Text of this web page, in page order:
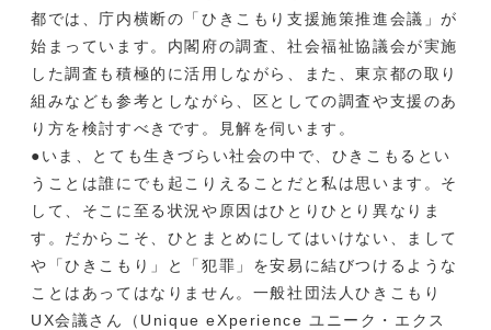
都では、庁内横断の「ひきこもり支援施策推進会議」が
始まっています。内閣府の調査、社会福祉協議会が実施
した調査も積極的に活用しながら、また、東京都の取り
組みなども参考としながら、区としての調査や支援のあ
り方を検討すべきです。見解を伺います。
●いま、とても生きづらい社会の中で、ひきこもるとい
うことは誰にでも起こりえることだと私は思います。そ
して、そこに至る状況や原因はひとりひとり異なりま
す。だからこそ、ひとまとめにしてはいけない、まして
や「ひきこもり」と「犯罪」を安易に結びつけるような
ことはあってはなりません。一般社団法人ひきこもり
UX会議さん（Unique eXperience ユニーク・エクス